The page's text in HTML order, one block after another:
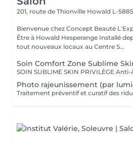
201, route de Thionville Howald L-5885
Bienvenue chez Concept Beauté L'Expérience Beauté & Bien-
Être à Howald Hesperange Installé
tout nouveaux locaux au Centre S...
Soin Comfort Zone Sublime
Photo rajeunissement (par